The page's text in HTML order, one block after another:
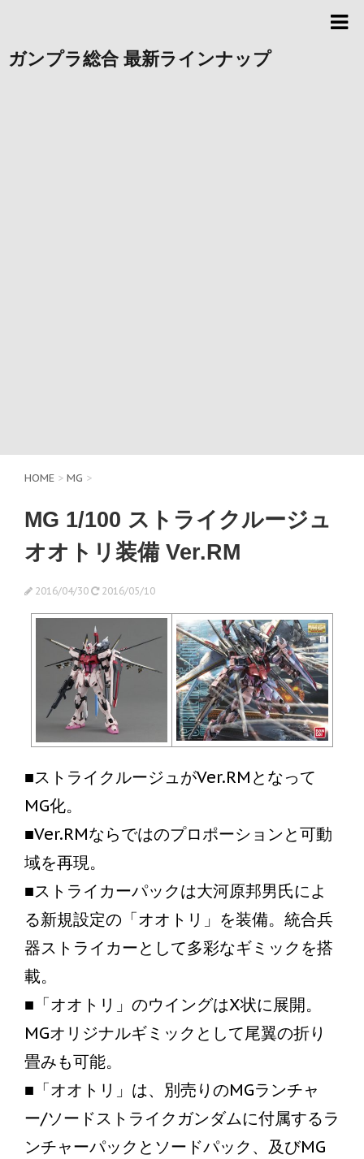
ガンプラ総合 最新ラインナップ
HOME > MG >
MG 1/100 ストライクルージュ
オオトリ装備 Ver.RM
2016/04/30 2016/05/10
■ストライクルージュがVer.RMとなって
MG化。
■Ver.RMならではのプロポーションと可動
域を再現。
■ストライカーパックは大河原邦男氏によ
る新規設定の「オオトリ」を装備。統合兵
器ストライカーとして多彩なギミックを搭
載。
■「オオトリ」のウイングはX状に展開。
MGオリジナルギミックとして尾翼の折り
畳みも可能。
■「オオトリ」は、別売りのMGランチャ
ー/ソードストライクガンダムに付属するラ
ンチャーパックとソードパック、及びMG